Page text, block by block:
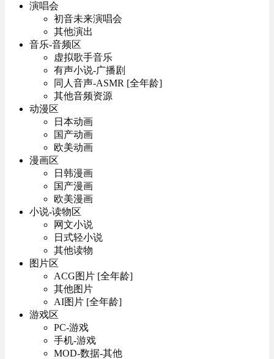
演唱会
初音未来演唱会
其他演出
音乐-音频区
虚拟歌手音乐
有声小说-广播剧
同人音声-ASMR [全年龄]
其他音频资源
动漫区
日本动画
国产动画
欧美动画
漫画区
日韩漫画
国产漫画
欧美漫画
小说-读物区
网文小说
日式轻小说
其他读物
图片区
ACG图片 [全年龄]
其他图片
AI图片 [全年龄]
游戏区
PC-游戏
手机-游戏
MOD-数据-其他